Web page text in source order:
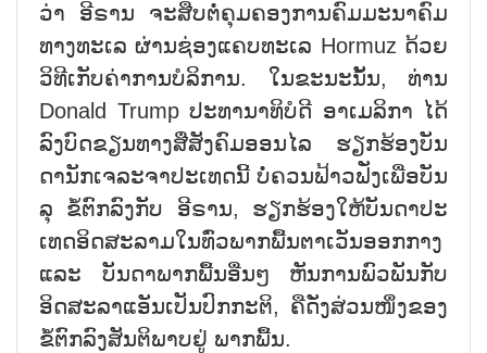
ວ່າ ອີຣານ ຈະ​ສືບ​ຕໍ່​​ຄຸມ​ຄອງ​​ການຄົມ​ມະ​ນາ​ຄົມ​
ທາງ​ທະ​ເລ ຜ່ານ​ຊ່ອງ​ແຄບທະ​ເລ Hormuz ດ້ວຍ​
ວິ​ທີ​ເກັບ​ຄ່າ​ການ​ບໍ​ລິ​ການ. ໃນ​ຂະ​ນະ​ນັ້ນ, ທ່ານ
Donald Trump ​ປະ​ທາ​ນາ​ທິ​ບໍ​ດີ ອ​າ​ເມ​ລິ​ກາ ໄດ້​
ລົງ​ບົດ​ຂຽນ​ທາງສື່​ສັງ​ຄົມ​ອອ​ນ​ໄລ ​ຮຽກ​ຮ້ອງ​ບັນ​
ດາ​ນັກ​ເຈ​ລະ​ຈາ​ປະ​ເທດ​ນີ້ ບໍ່ຄວນ​ຟ້າວຟັ່ງ​ເພື່ອ​ບັນ​
ລຸ​ ຂໍ້​ຕົກ​ລົງ​ກັບ ອີ​ຣານ, ຮຽກ​ຮ້ອງ​ໃຫ້​ບັນ​ດາ​ປະ​
ເທດ​ອິດ​ສະ​ລາມ​ໃນ​ທົ່ວ​ພາກ​ພື້ນຕາ​ເວັນ​ອອກ​ກາງ
ແລະ ບັນ​ດາ​​ພາກ​ພື້ນ​ອື່ນໆ ຫັນ​ການ​ພົວ​ພັນ​ກັບ
ອິດ​ສະ​ລາ​ແອັນ​ເປັນ​ປົກ​ກະ​ຕິ, ຄື​ດັ່ງ​ສ່ວນ​ໜຶ່ງ​ຂອງ​
ຂໍ້​ຕົກ​ລົງ​ສັນ​ຕິ​ພາບ​ຢູ່ ພາກ​ພື້ນ.